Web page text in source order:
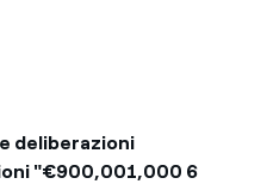
deliberazioni
"€900,001,000 6